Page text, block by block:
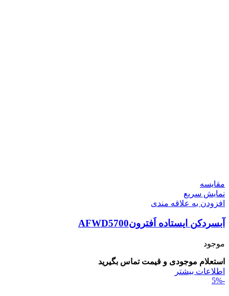
مقايسه
نمایش سریع
افزودن به علاقه مندی
آبسردکن ایستاده اَفترونAFWD5700
موجود
استعلام موجودی و قیمت تماس بگیرید
اطلاعات بیشتر
-5%